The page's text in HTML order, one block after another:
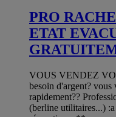
PRO
ETAT
VOUS VENDEZ
besoin d'argent? vous
rapidement??
(berline utilitaires...)